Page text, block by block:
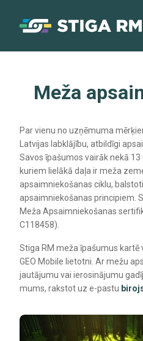
Meža
Par vienu no uzņēmuma
Latvijas labklājību, atbildīgi
Savos īpašumos vairāk nekā
kuriem lielākā daļa ir meža
apsaimniekošanas ciklu,
apsaimniekošanas principiem.
Meža Apsaimniekošanas
C118458).
Stiga RM meža īpašumus
GEO Mobile lietotni. Ar mežu
jautājumu vai ierosinājumu
mums, rakstot uz e-pastu